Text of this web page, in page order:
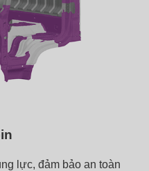
lực, đảm bảo an toàn